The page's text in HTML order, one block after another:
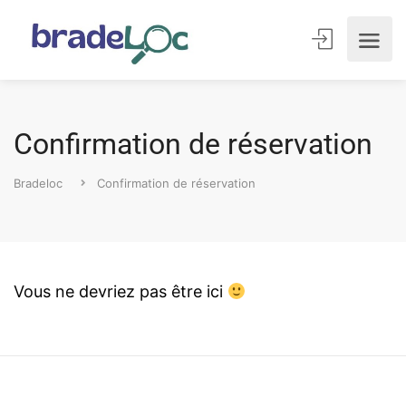
Confirmation de réservation
Bradeloc Confirmation de réservation
Vous ne devriez pas être ici